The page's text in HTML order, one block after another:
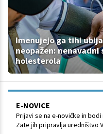
Imenujejo ga tihi
neopažen:
holesterola
E-NOVICE
Prijavi se na e-novičke in
Zate jih pripravlja uredništvo